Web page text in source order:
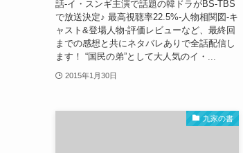
話-イ・スンギ主演で話題の韓ドラがBS-TBS
で放送決定♪ 最高視聴率22.5%-人物相関図-キ
ャスト&登場人物-評価レビューなど、最終回
までの感想と共にネタバレありで全話配信し
ます！ “国民の弟”として大人気のイ・...
2015年1月30日
九家の書